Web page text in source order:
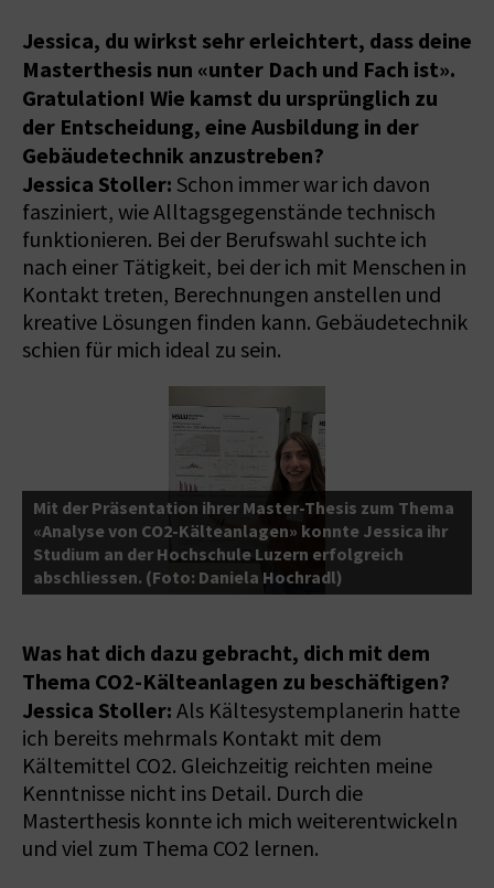
Jessica, du wirkst sehr erleichtert, dass deine
Masterthesis nun «unter Dach und Fach ist».
Gratulation! Wie kamst du ursprünglich zu
der Entscheidung, eine Ausbildung in der
Gebäudetechnik anzustreben?
Jessica Stoller: Schon immer war ich davon
fasziniert, wie Alltagsgegenstände technisch
funktionieren. Bei der Berufswahl suchte ich
nach einer Tätigkeit, bei der ich mit Menschen in
Kontakt treten, Berechnungen anstellen und
kreative Lösungen finden kann. Gebäudetechnik
schien für mich ideal zu sein.
Mit der Präsentation ihrer Master-Thesis zum Thema
«Analyse von CO2-Kälteanlagen» konnte Jessica ihr
Studium an der Hochschule Luzern erfolgreich
abschliessen. (Foto: Daniela Hochradl)
Was hat dich dazu gebracht, dich mit dem
Thema CO2-Kälteanlagen zu beschäftigen?
Jessica Stoller: Als Kältesystemplanerin hatte
ich bereits mehrmals Kontakt mit dem
Kältemittel CO2. Gleichzeitig reichten meine
Kenntnisse nicht ins Detail. Durch die
Masterthesis konnte ich mich weiterentwickeln
und viel zum Thema CO2 lernen.